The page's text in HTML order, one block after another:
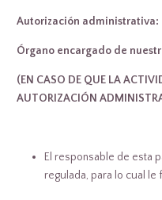
Autorización administrativa:
Órgano encargado de
(EN CASO DE QUE LA
AUTORIZACIÓN
El responsable de esta
regulada, para lo cual